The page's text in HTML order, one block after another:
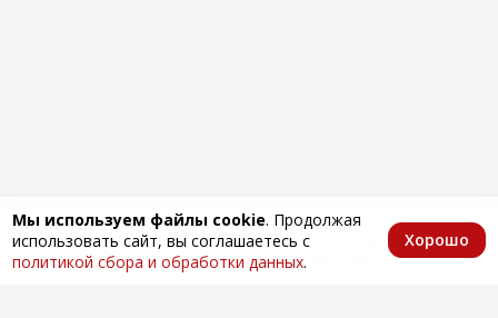
Мы используем файлы cookie. Продолжая
использовать сайт, вы соглашаетесь с
политикой сбора и обработки данных.
Хорошо
Главная КаталогИзбранноеКорзина Аккаунт